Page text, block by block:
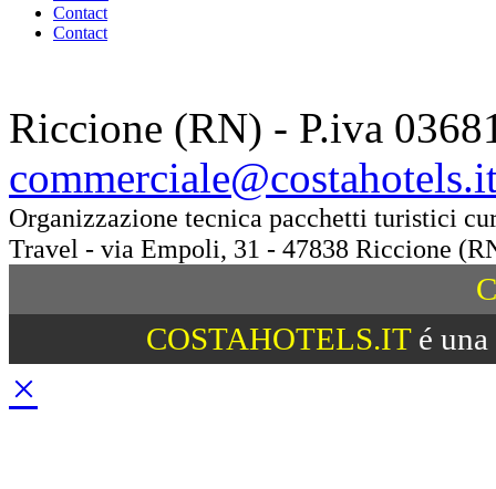
Contact
Contact
Riccione (RN) - P.iva
Organizzazione tecnica pacchetti turistici
Travel - via Empoli, 31 - 47838 Riccione
COSTAHOTELS.ITé una
×